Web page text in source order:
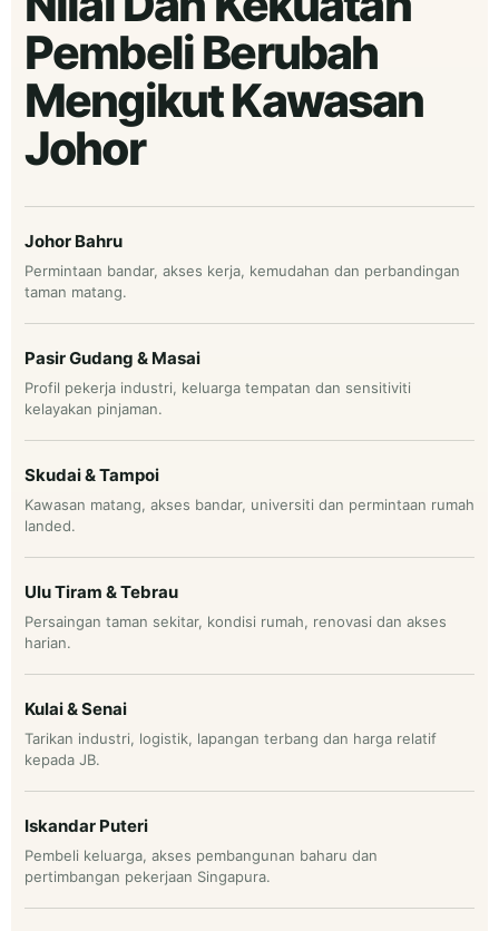
Pembeli Berubah
Mengikut Kawasan
Johor
Johor Bahru
Permintaan bandar, akses kerja, kemudahan dan perbandingan
taman matang.
Pasir Gudang & Masai
Profil pekerja industri, keluarga tempatan dan sensitiviti
kelayakan pinjaman.
Skudai & Tampoi
Kawasan matang, akses bandar, universiti dan permintaan rumah
landed.
Ulu Tiram & Tebrau
Persaingan taman sekitar, kondisi rumah, renovasi dan akses
harian.
Kulai & Senai
Tarikan industri, logistik, lapangan terbang dan harga relatif
kepada JB.
Iskandar Puteri
Pembeli keluarga, akses pembangunan baharu dan
pertimbangan pekerjaan Singapura.